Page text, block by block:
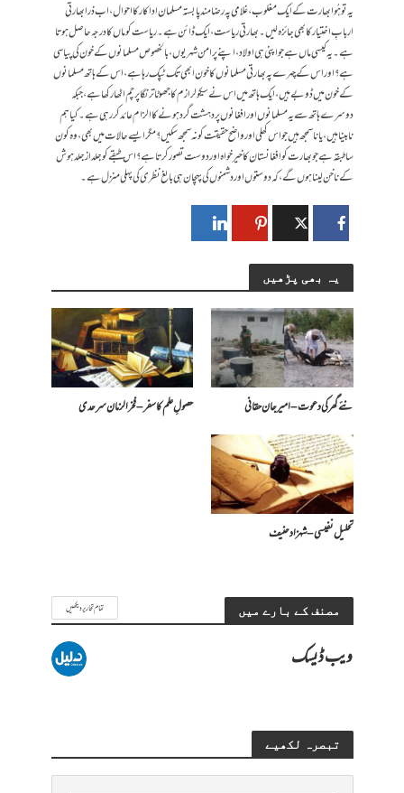
یہ تو ہُوا بھارت کے ایک مغلوب، غلامی پہ رضامند پابستہ مسلمان اداکار کا احوال، اب ذرا بھارتی
اربابِ اختیار کا بھی جائزہ لیں۔ بھارتی ریاست ، ایک ڈائن ہے۔ ریاست کو ماں کا درجہ حاصل ہوتا
ہے۔ یہ کیسی ماں ہے جو اپنی ہی اولاد، اپنے پر امن شہریوں ، بالخصوص مسلمانوں کے خون کی پیاسی
ہے؟ اور اس کے چہرے پہ بھارتی مسلمانوں کا خون ابھی تک ٹپک رہا ہے ، اس کے ہاتھ مسلمانوں
کے خون میں ڈوبے ہیں ، ایک ہاتھ میں اس نے سیکولرازم کا جھوٹا ترنگا پرچم اٹھا رکھا ہے ، جبکہ
دوسرے ہاتھ سے یہ مسلمانوں اور افغانوں پر دہشت گرد ہونے کا الزام عائد کر رہی ہے۔ کیا ہم
نابینا ہیں ، یا نا سمجھ ہیں جو اس کھلی اور واضح حقیقت کو نہ سمجھ سکیں؟ مگر ایسے حالات میں بھی ، وہ کون
سا طبقہ ہے جوبھارت کو افغانستان کا خیر خواہ اور دوست تصور کرتا ہے؟ اس طبقے کو جلد از جلد ہوش
کے ناخن لینا ہوں گے ، کہ دوستوں اور دشمنوں کی پہچان ہی بالغ نظری کی پہلی منزل ہے۔
یہ بھی پڑھیں
نئے گھر کی دعوت – امیرجان حقانی حصولِ علم کا سفر – فخرالزمان سرحدی
تحلیل نفیسی – شہزاد حنیف
مصنف کے بارے میں تمام تحاریر دیکھیں
ویب ڈیسک
تبصرہ لکھیے